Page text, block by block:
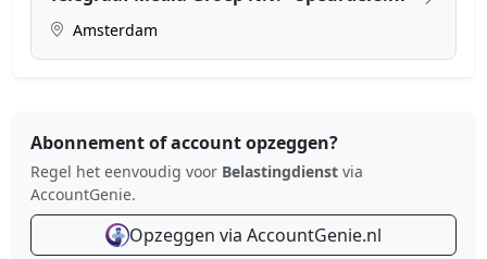
Amsterdam
Abonnement of account opzeggen?
Regel het eenvoudig voor Belastingdienst via
AccountGenie.
Opzeggen via AccountGenie.nl